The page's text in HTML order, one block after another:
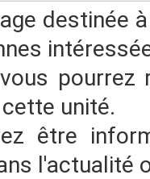
destinée
unité.
être
l'actualité